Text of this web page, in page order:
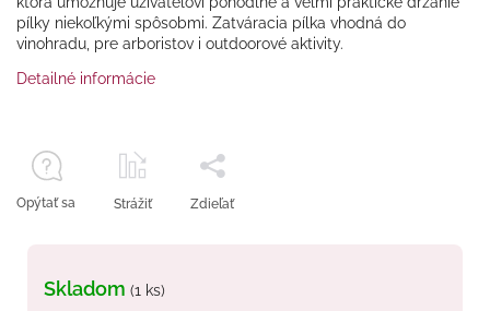
Skladom (1 ks)
pílky niekoľkými spôsobmi. Zatváracia pílka vhodná do
vinohradu, pre arboristov i outdoorové aktivity.
Detailné informácie
Opýtať sa Strážiť Zdieľať